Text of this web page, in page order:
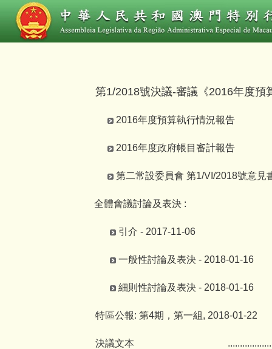
第1/2018號決議-審議《2016年度預
2016年度預算執行情況報告
2016年度政府帳目審計報告
第二常設委員會 第1/VI/2018號意見
全體會議討論及表決 :
引介 - 2017-11-06
一般性討論及表決 - 2018-01-16
細則性討論及表決 - 2018-01-16
特區公報: 第4期，第一組, 2018-01-22
決議文本